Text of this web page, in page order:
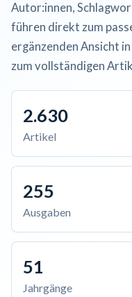
Autor:innen,
führen direkt zum
ergänzenden Ansicht
zum vollständigen
2.630
Artikel
255
Ausgaben
51
Jahrgänge